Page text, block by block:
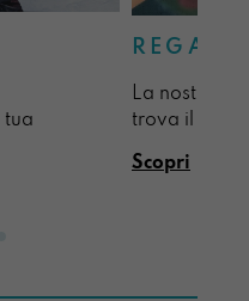
tua
La nostra
trova il
Scopri